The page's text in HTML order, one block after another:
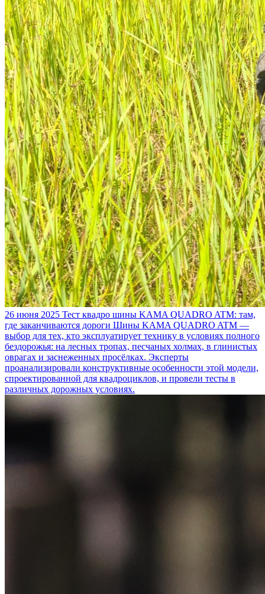
26 июня 2025 Тест квадро шины KAMA QUADRO ATM: там,
где заканчиваются дороги Шины KAMA QUADRO ATM —
выбор для тех, кто эксплуатирует технику в условиях полного
бездорожья: на лесных тропах, песчаных холмах, в глинистых
оврагах и заснеженных просёлках. Эксперты
проанализировали конструктивные особенности этой модели,
спроектированной для квадроциклов, и провели тесты в
различных дорожных условиях.